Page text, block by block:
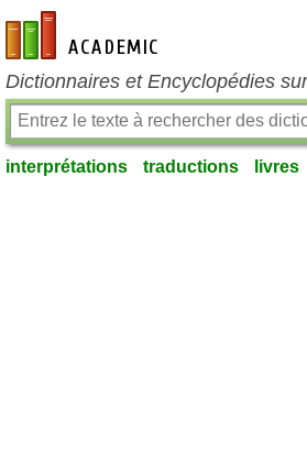
fr-academic.com
Dictionnaires et Encyclopédies
interprétations traductions livres